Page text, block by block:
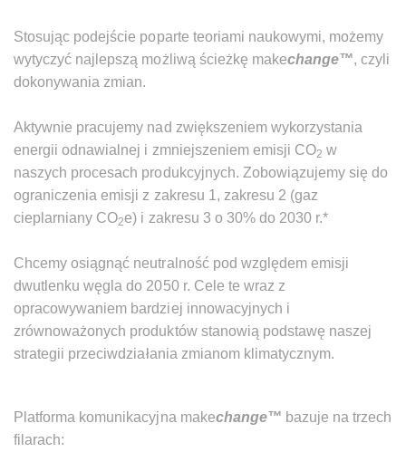
Stosując podejście poparte teoriami naukowymi, możemy
wytyczyć najlepszą możliwą ścieżkę makechange™, czyli
dokonywania zmian.
Aktywnie pracujemy nad zwiększeniem wykorzystania
energii odnawialnej i zmniejszeniem emisji CO2 w
naszych procesach produkcyjnych. Zobowiązujemy się do
ograniczenia emisji z zakresu 1, zakresu 2 (gaz
cieplarniany CO2e) i zakresu 3 o 30% do 2030 r.*
Chcemy osiągnąć neutralność pod względem emisji
dwutlenku węgla do 2050 r. Cele te wraz z
opracowywaniem bardziej innowacyjnych i
zrównoważonych produktów stanowią podstawę naszej
strategii przeciwdziałania zmianom klimatycznym.
Platforma komunikacyjna makechange™ bazuje na trzech
filarach: